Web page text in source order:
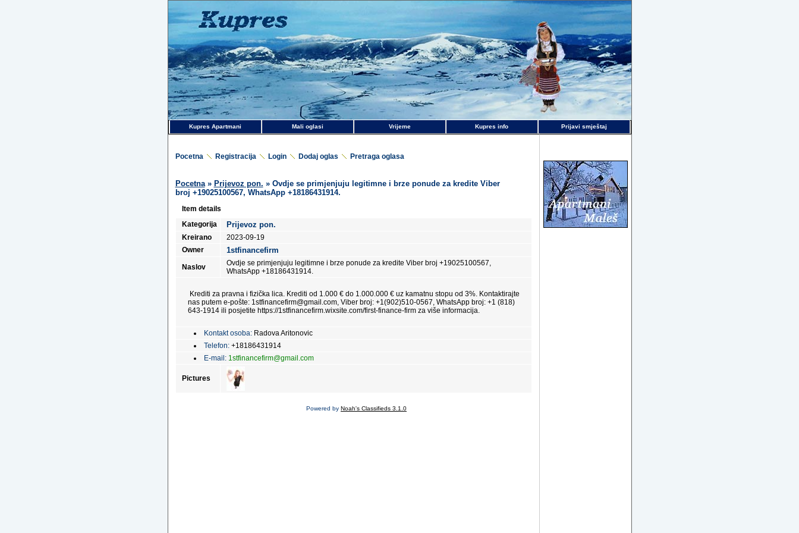
Kupres Apartmani Mali oglasi Vrijeme Kupres info Prijavi smještaj
Pocetna Registracija Login Dodaj oglas Pretraga oglasa
Pocetna» Prijevoz pon. » Ovdje se primjenjuju legitimne i brze ponude za kredite Viber
broj +19025100567, WhatsApp +18186431914.
Item details
Kategorija
Prijevoz pon.
Kreirano
2023-09-19
Owner
1stfinancefirm
Naslov
Ovdje se primjenjuju legitimne i brze ponude za kredite Viber broj +19025100567,
WhatsApp +18186431914.
Krediti za pravna i fizička lica. Krediti od 1.000 € do 1.000.000 € uz kamatnu stopu od 3%. Kontaktirajte
nas putem e-pošte: 1stfinancefirm@gmail.com, Viber broj: +1(902)510-0567, WhatsApp broj: +1 (818)
643-1914 ili posjetite https://1stfinancefirm.wixsite.com/first-finance-firm za više informacija.
Kontakt osoba: Radova Aritonovic
Telefon: +18186431914
E-mail: 1stfinancefirm@gmail.com
Pictures
Powered by Noah's Classifieds 3.1.0